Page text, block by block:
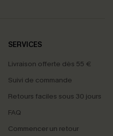
SERVICES
Livraison offerte dès 55 €
Suivi de commande
Retours faciles sous 30 jours
FAQ
Commencer un retour